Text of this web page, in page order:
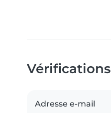
Vérifications
Adresse e-mail